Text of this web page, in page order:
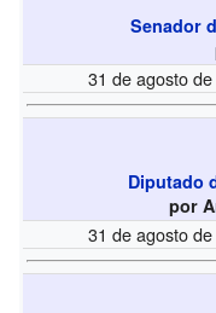
Senador
31 de agosto
Diputado
por
31 de agosto